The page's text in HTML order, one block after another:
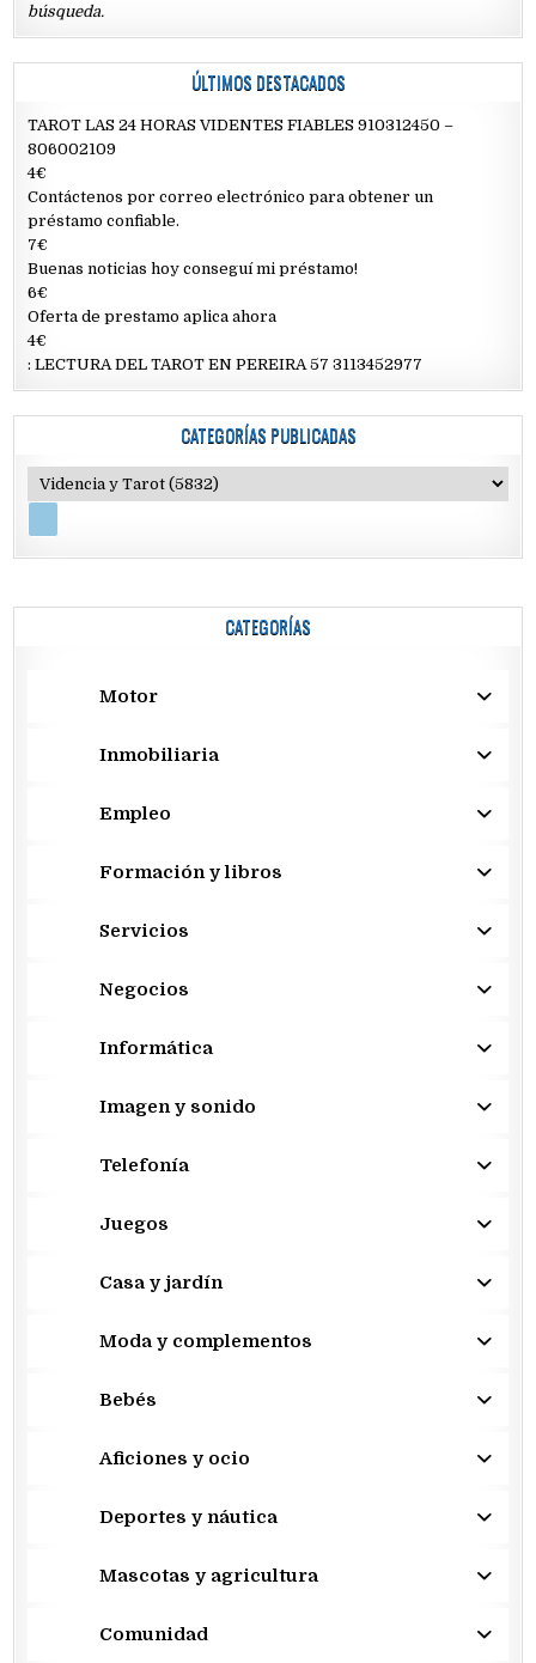
búsqueda.
ÚLTIMOS DESTACADOS
TAROT LAS 24 HORAS VIDENTES FIABLES 910312450 –
806002109
4€
Contáctenos por correo electrónico para obtener un
préstamo confiable.
7€
Buenas noticias hoy conseguí mi préstamo!
6€
Oferta de prestamo aplica ahora
4€
: LECTURA DEL TAROT EN PEREIRA 57 3113452977
CATEGORÍAS PUBLICADAS
CATEGORÍAS
Motor
Inmobiliaria
Empleo
Formación y libros
Servicios
Negocios
Informática
Imagen y sonido
Telefonía
Juegos
Casa y jardín
Moda y complementos
Bebés
Aficiones y ocio
Deportes y náutica
Mascotas y agricultura
Comunidad